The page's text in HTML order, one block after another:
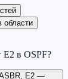
области
в OSPF?
E2 —